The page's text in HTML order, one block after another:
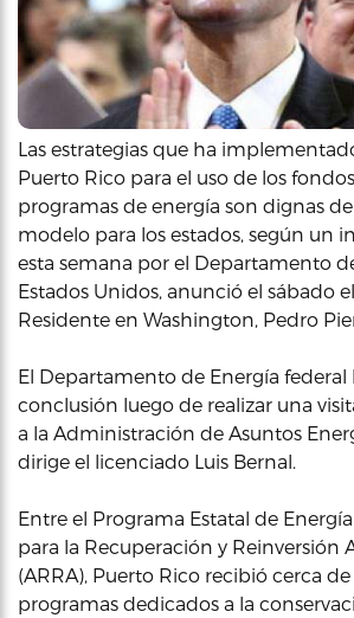
Las estrategias que ha
Puerto Rico para el uso de los
programas de energía son dignas
modelo para los estados, según un
esta semana por el Departamento
Estados Unidos, anunció el sábado
Residente en Washington, Pedro
El Departamento de Energía federal
conclusión luego de realizar una
a la Administración de Asuntos
dirige el licenciado Luis Bernal.
Entre el Programa Estatal de Energía
para la Recuperación y Reinversión
(ARRA), Puerto Rico recibió cerca
programas dedicados a la